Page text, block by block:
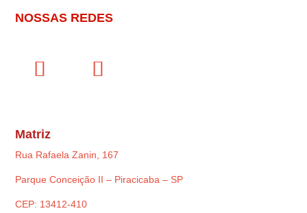
NOSSAS REDES
Matriz
Rua Rafaela Zanin, 167
Parque Conceição II – Piracicaba – SP
CEP: 13412-410